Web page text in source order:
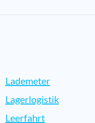
Lademeter
Lagerlogistik
Leerfahrt